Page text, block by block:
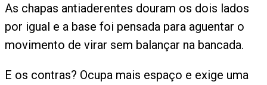
As chapas antiaderentes douram os dois lados
por igual e a base foi pensada para aguentar o
movimento de virar sem balançar na bancada.
E os contras? Ocupa mais espaço e exige uma